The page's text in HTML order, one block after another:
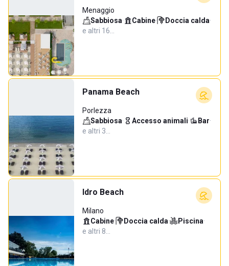
Menaggio
Sabbiosa· Cabine· Doccia calda·
e altri 16…
Panama Beach
Porlezza
Sabbiosa· Accesso animali· Bar·
e altri 3…
Idro Beach
Milano
Cabine· Doccia calda· Piscina·
e altri 8…